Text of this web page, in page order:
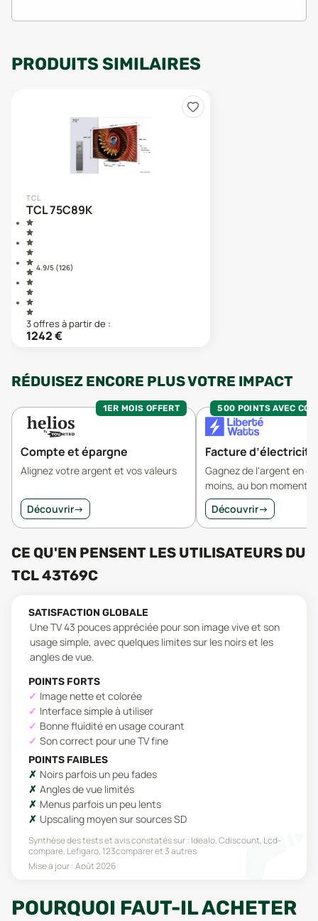
PRODUITS SIMILAIRES
TCL
TCL 75C89K
4.9/5 (126)
3offresà partir de :
1242€
RÉDUISEZ ENCORE PLUS VOTRE IMPACT
1ER MOIS OFFERT
Compte et épargne
Alignez votre argent et vos valeurs
Découvrir→
500 POINTS AVEC
Facture d’électricité
Gagnez de l'argent en
moins, au bon moment.
Découvrir→
CE QU'EN PENSENT LES UTILISATEURS DU
TCL 43T69C
SATISFACTION GLOBALE
Une TV 43 pouces appréciée pour son image vive et son
usage simple, avec quelques limites sur les noirs et les
angles de vue.
POINTS FORTS
Image nette et colorée
Interface simple à utiliser
Bonne fluidité en usage courant
Son correct pour une TV fine
POINTS FAIBLES
Noirs parfois un peu fades
Angles de vue limités
Menus parfois un peu lents
Upscaling moyen sur sources SD
Synthèse des tests et avis constatés sur : Idealo, Cdiscount, Lcd-
compare, Lefigaro, 123compareret 3 autres
Mise à jour :Août 2026
POURQUOI FAUT-IL ACHETER